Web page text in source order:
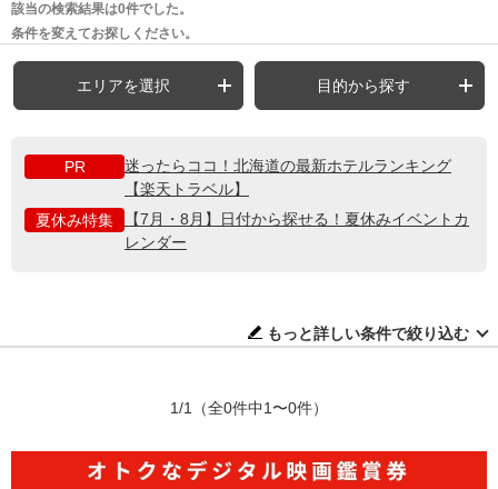
該当の検索結果は0件でした。
条件を変えてお探しください。
エリアを選択 目的から探す
PR
迷ったらココ！北海道の最新ホテルランキング
【楽天トラベル】
夏休み特集
【7月・8月】日付から探せる！夏休みイベントカ
レンダー
もっと詳しい条件で絞り込む
1/1 （全0件中1〜0件）